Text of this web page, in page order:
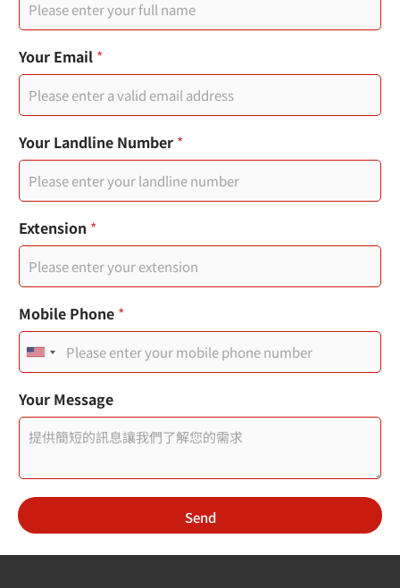
e
s
i
M
o
l
e
您
的
姓
名
動
電
話
頁
標
題
Your Email *
Your Landline Number *
Extension *
Mobile Phone *
U
i
t
e
S
t
Your Message
Send